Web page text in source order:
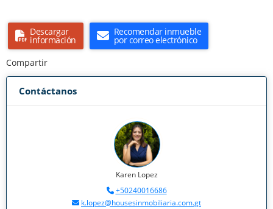
Descargar
información
Recomendar inmueble
por correo electrónico
Compartir
Contáctanos
Karen Lopez
+50240016686
k.lopez@housesinmobiliaria.com.gt